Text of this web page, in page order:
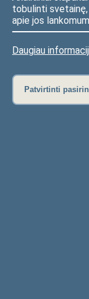
tobulinti
apie jos
Daugiau
Patvirtinti